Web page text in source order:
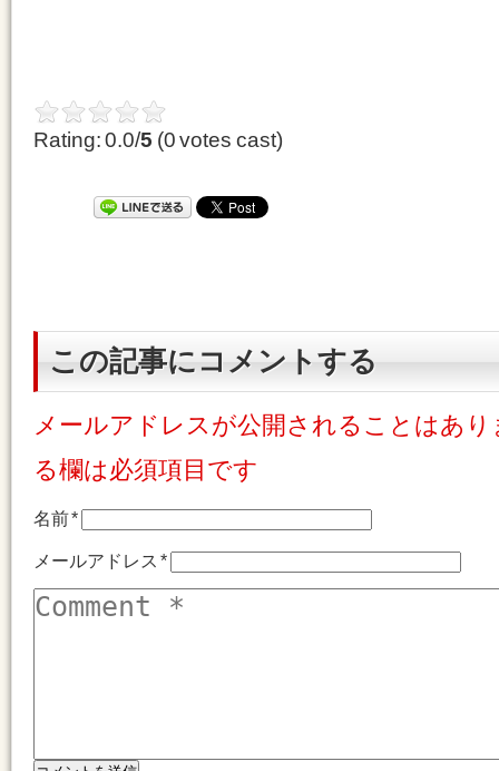
Rating: 0.0/5 (0 votes cast)
この記事にコメントする
メールアドレスが公開されることはあ
る欄は必須項目です
名前*
メールアドレス*